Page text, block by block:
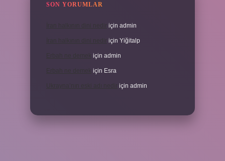
SON YORUMLAR
için admin
için Yiğitalp
için admin
için Esra
için admin